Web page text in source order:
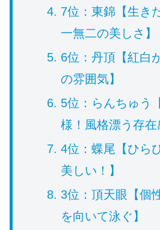
7位：東錦【生き
一無二の美しさ】
6位：丹頂【紅白
の雰囲気】
5位：らんちゅう
様！風格漂う存在
4位：蝶尾【ひら
美しい！】
3位：頂天眼【個
を向いて泳ぐ】